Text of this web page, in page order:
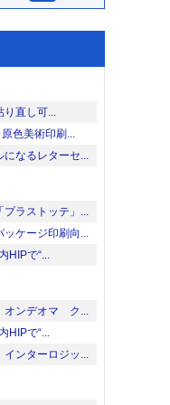
直し可...
原色美術印刷...
なるレターセ...
ラストッテ」...
ケージ印刷向...
HIPで“...
オンデオマ ク...
HIPで“...
インターロジッ...